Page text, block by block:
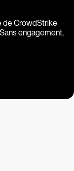
de CrowdStrike
engagement,